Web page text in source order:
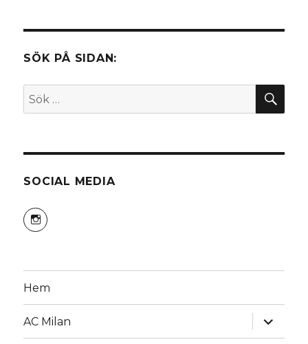
SÖK PÅ SIDAN:
Sök
efter:
SOCIAL MEDIA
Visa
himeko81s
Hem
AC Milan